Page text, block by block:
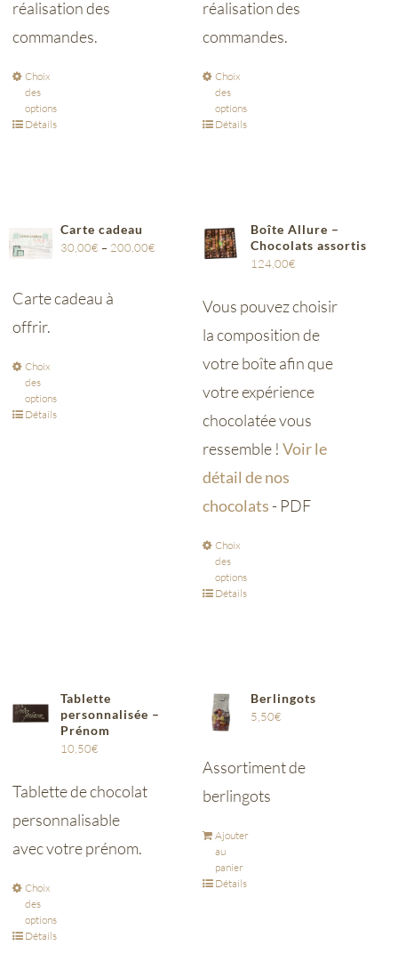
réalisation des
commandes.
Choix
des
options
Détails
réalisation des
commandes.
Choix
des
options
Détails
Carte cadeau
30,00€ – 200,00€
Carte cadeau à
offrir.
Choix
des
options
Détails
Boîte Allure –
Chocolats assortis
124,00€
Vous pouvez choisir
la composition de
votre boîte afin que
votre expérience
chocolatée vous
ressemble !Voir le
détail de nos
chocolats - PDF
Choix
des
options
Détails
Tablette
personnalisée –
Prénom
10,50€
Tablette de chocolat
personnalisable
avec votre prénom.
Choix
des
options
Détails
Berlingots
5,50€
Assortiment de
berlingots
Ajouter
au
panier
Détails